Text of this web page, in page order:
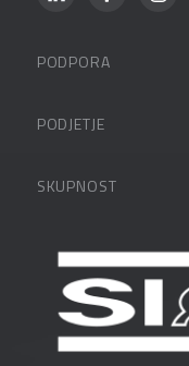
PODPORA
FAQ – pogosta
PODJETJE
Zaposlitev
Vlagatelji
Pogoji in pogodbe
SKUPNOST
Blog
Spletni seminarji